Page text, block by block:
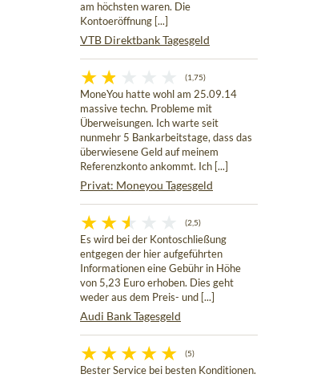
am höchsten waren. Die
Kontoeröffnung [...]
VTB Direktbank Tagesgeld
(1,75)
MoneYou hatte wohl am 25.09.14
massive techn. Probleme mit
Überweisungen. Ich warte seit
nunmehr 5 Bankarbeitstage, dass das
überwiesene Geld auf meinem
Referenzkonto ankommt. Ich [...]
Privat: Moneyou Tagesgeld
(2,5)
Es wird bei der Kontoschließung
entgegen der hier aufgeführten
Informationen eine Gebühr in Höhe
von 5,23 Euro erhoben. Dies geht
weder aus dem Preis- und [...]
Audi Bank Tagesgeld
(5)
Bester Service bei besten Konditionen.